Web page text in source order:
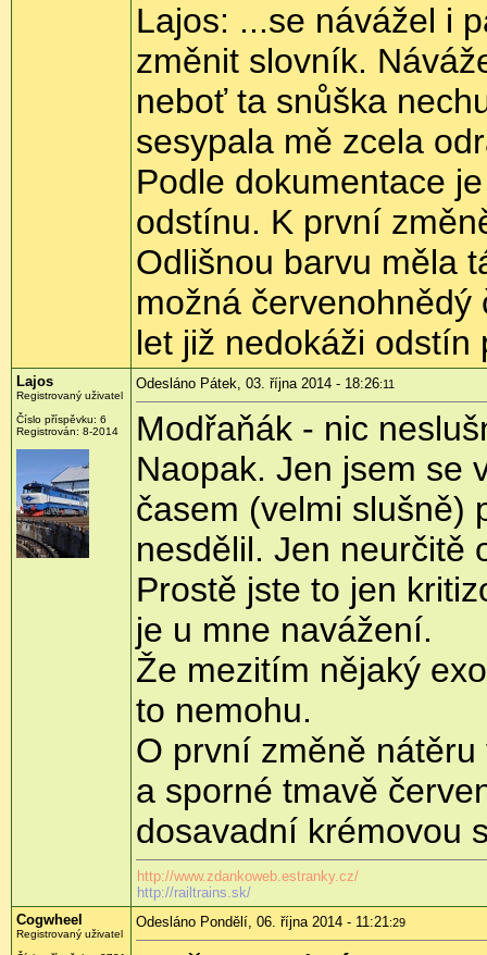
Lajos: ...se návážel i
změnit slovník.
neboť ta snůška
sesypala mě zcela
Podle dokumentace
odstínu. K první
Odlišnou barvu měla
možná
let již nedokáži odstín
Lajos
Registrovaný uživatel
Číslo příspěvku: 6
Registrován: 8-2014
Odesláno Pátek, 03. října 2014 - 18:26:11
Modřaňák - nic
Naopak. Jen jsem se
časem (velmi slušně)
nesdělil. Jen neurčitě
Prostě jste to jen
je u mne navážení.
Že mezitím nějaký
to nemohu.
O první změně
a sporné tmavě
dosavadní krémovou
http://www.zdankoweb.estranky.cz/
http://railtrains.sk/
Cogwheel
Registrovaný uživatel
Odesláno Pondělí, 06. října 2014 - 11:21:29